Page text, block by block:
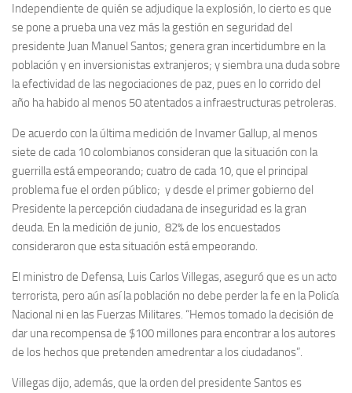
Independiente de quién se adjudique la explosión, lo cierto es que
se pone a prueba una vez más la gestión en seguridad del
presidente Juan Manuel Santos; genera gran incertidumbre en la
población y en inversionistas extranjeros; y siembra una duda sobre
la efectividad de las negociaciones de paz, pues en lo corrido del
año ha habido al menos 50 atentados a infraestructuras petroleras.
De acuerdo con la última medición de Invamer Gallup, al menos
siete de cada 10 colombianos consideran que la situación con la
guerrilla está empeorando; cuatro de cada 10, que el principal
problema fue el orden público; y desde el primer gobierno del
Presidente la percepción ciudadana de inseguridad es la gran
deuda. En la medición de junio, 82% de los encuestados
consideraron que esta situación está empeorando.
El ministro de Defensa, Luis Carlos Villegas, aseguró que es un acto
terrorista, pero aún así la población no debe perder la fe en la Policía
Nacional ni en las Fuerzas Militares. “Hemos tomado la decisión de
dar una recompensa de $100 millones para encontrar a los autores
de los hechos que pretenden amedrentar a los ciudadanos”.
Villegas dijo, además, que la orden del presidente Santos es